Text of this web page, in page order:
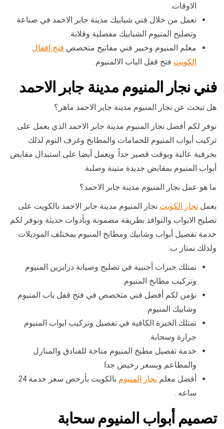
الاوقات.
نعمل من خلال فني شبابيك مدينة جابر الاحمد في صناعة
وتصليح المنيوم الشبابيك مفصلية وقلابة.
معلم المنيوم وخبير فني مفاتيح متخصص فتح اقفال
الكويت فتح قفل الباب الالمنيوم .
فني نجار المنيوم مدينة جابر الاحمد
هل تبحث عن نجار المنيوم مدينة جابر الاحمد ماهر؟
نوفر لكم أفضل نجار المنيوم مدينة جابر الاحمد الذي يعمل على
تركيب أبواب المنيوم للحمامات والمطابخ وغرف النوم لذلك
بحرفية عالية وبوقت قصير جداً. ويعمل أيضا على استبدال مقابض
أبواب المنيوم بمقابض جديدة متينة وصلبة.
ما هو عمل نجار المنيوم مدينة جابر الاحمد؟
يعمل نجار الكويت نجار المنيوم مدينة جابر الاحمد بالكويت على
تصليح الابواب والنوافذ بطريقة مضمونة وبأدوات حديثة ونوفر لكم
خدمة تفصيل أبواب وشابيك ومطابخ المنيوم بمختلف الموديلات
ولذلك نمتاز ب:
نمتلك خبرات أجنبية في تصليح وصيانة درابزين المنيوم
وتركيب مطابخ المنيوم.
نؤمن لكم أفضل فني متخصص في فتح قفل باب المنيوم
وشابيك المنيوم.
نمتلك الخبرة الكافية في تفصيل وتركيب ابواب المنيوم
جرارة وسحابة.
خدمة تفصيل مطبخ المنيوم متاحة للفنادق والمنازل
والمطاعم وبسعر رخيص جدا
أفضل معلم نجار المنيوم
بالكويت بأرخص سعر خدمة 24
ساعه .
تصميم أبواب المنيوم سحابة